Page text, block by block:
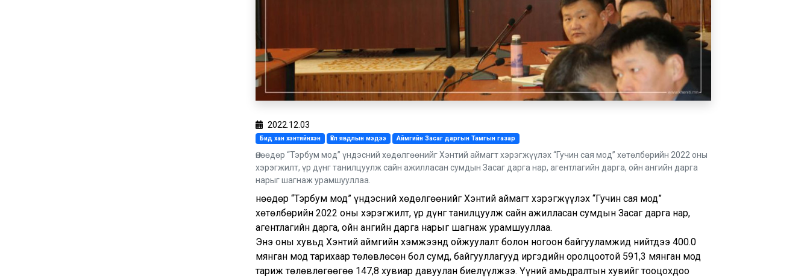
2022.12.03
Бид хан хэнтийнхэн Үйл явдлын мэдээ Аймгийн Засаг даргын Тамгын газар
Өнөөдөр “Тэрбум мод” үндэсний хөдөлгөөнийг Хэнтий аймагт хэрэгжүүлэх “Гучин сая мод” хөтөлбөрийн 2022 оны
хэрэгжилт, үр дүнг танилцуулж сайн ажилласан сумдын Засаг дарга нар, агентлагийн дарга, ойн ангийн дарга
нарыг шагнаж урамшууллаа.
Өнөөдөр “Тэрбум мод” үндэсний хөдөлгөөнийг Хэнтий аймагт хэрэгжүүлэх “Гучин сая мод”
хөтөлбөрийн 2022 оны хэрэгжилт, үр дүнг танилцуулж сайн ажилласан сумдын Засаг дарга нар,
агентлагийн дарга, ойн ангийн дарга нарыг шагнаж урамшууллаа.
Энэ оны хувьд Хэнтий аймгийн хэмжээнд ойжуулалт болон ногоон байгууламжид нийтдээ 400.0
мянган мод тарихаар төлөвлөсөн бол сумд, байгууллагууд иргэдийн оролцоотой 591,3 мянган мод
тариж төлөвлөгөөгөө 147,8 хувиар давуулан биелүүлжээ. Үүний амьдралтын хувийг тооцохдоо